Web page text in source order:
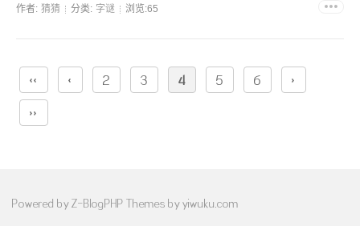
作者: 猜猜 分类: 字谜 浏览:65
‹‹ ‹ 2 3 4 5 6 ›
››
Powered byZ-BlogPHP Themes byyiwuku.com